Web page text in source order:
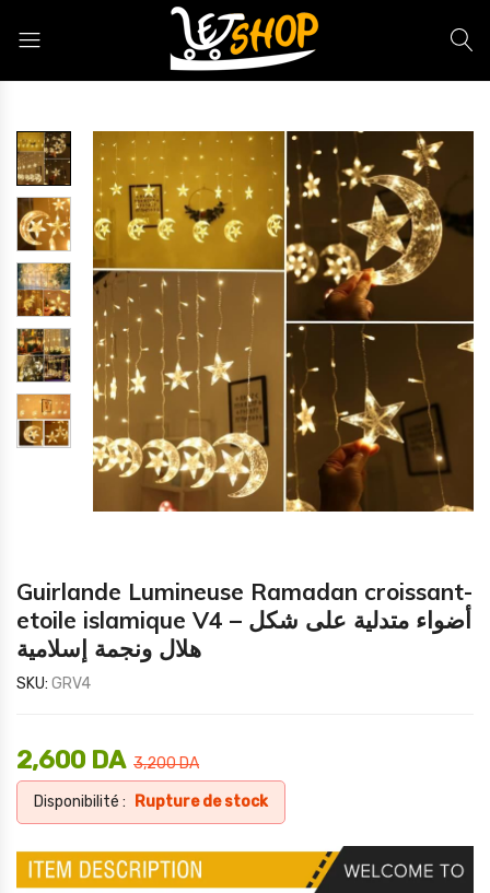
Guirlande Lumineuse Ramadan croissant-
etoile islamique V4 – أضواء متدلية على شكل
هلال ونجمة إسلامية
SKU: GRV4
3,200DA
2,600 DA
Disponibilité : Rupture de stock